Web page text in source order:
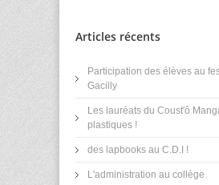
Articles récents
Participation des élèves au
Gacilly
Les lauréats du Coust'ô
plastiques !
des lapbooks au C.D.I !
L'administration au collège